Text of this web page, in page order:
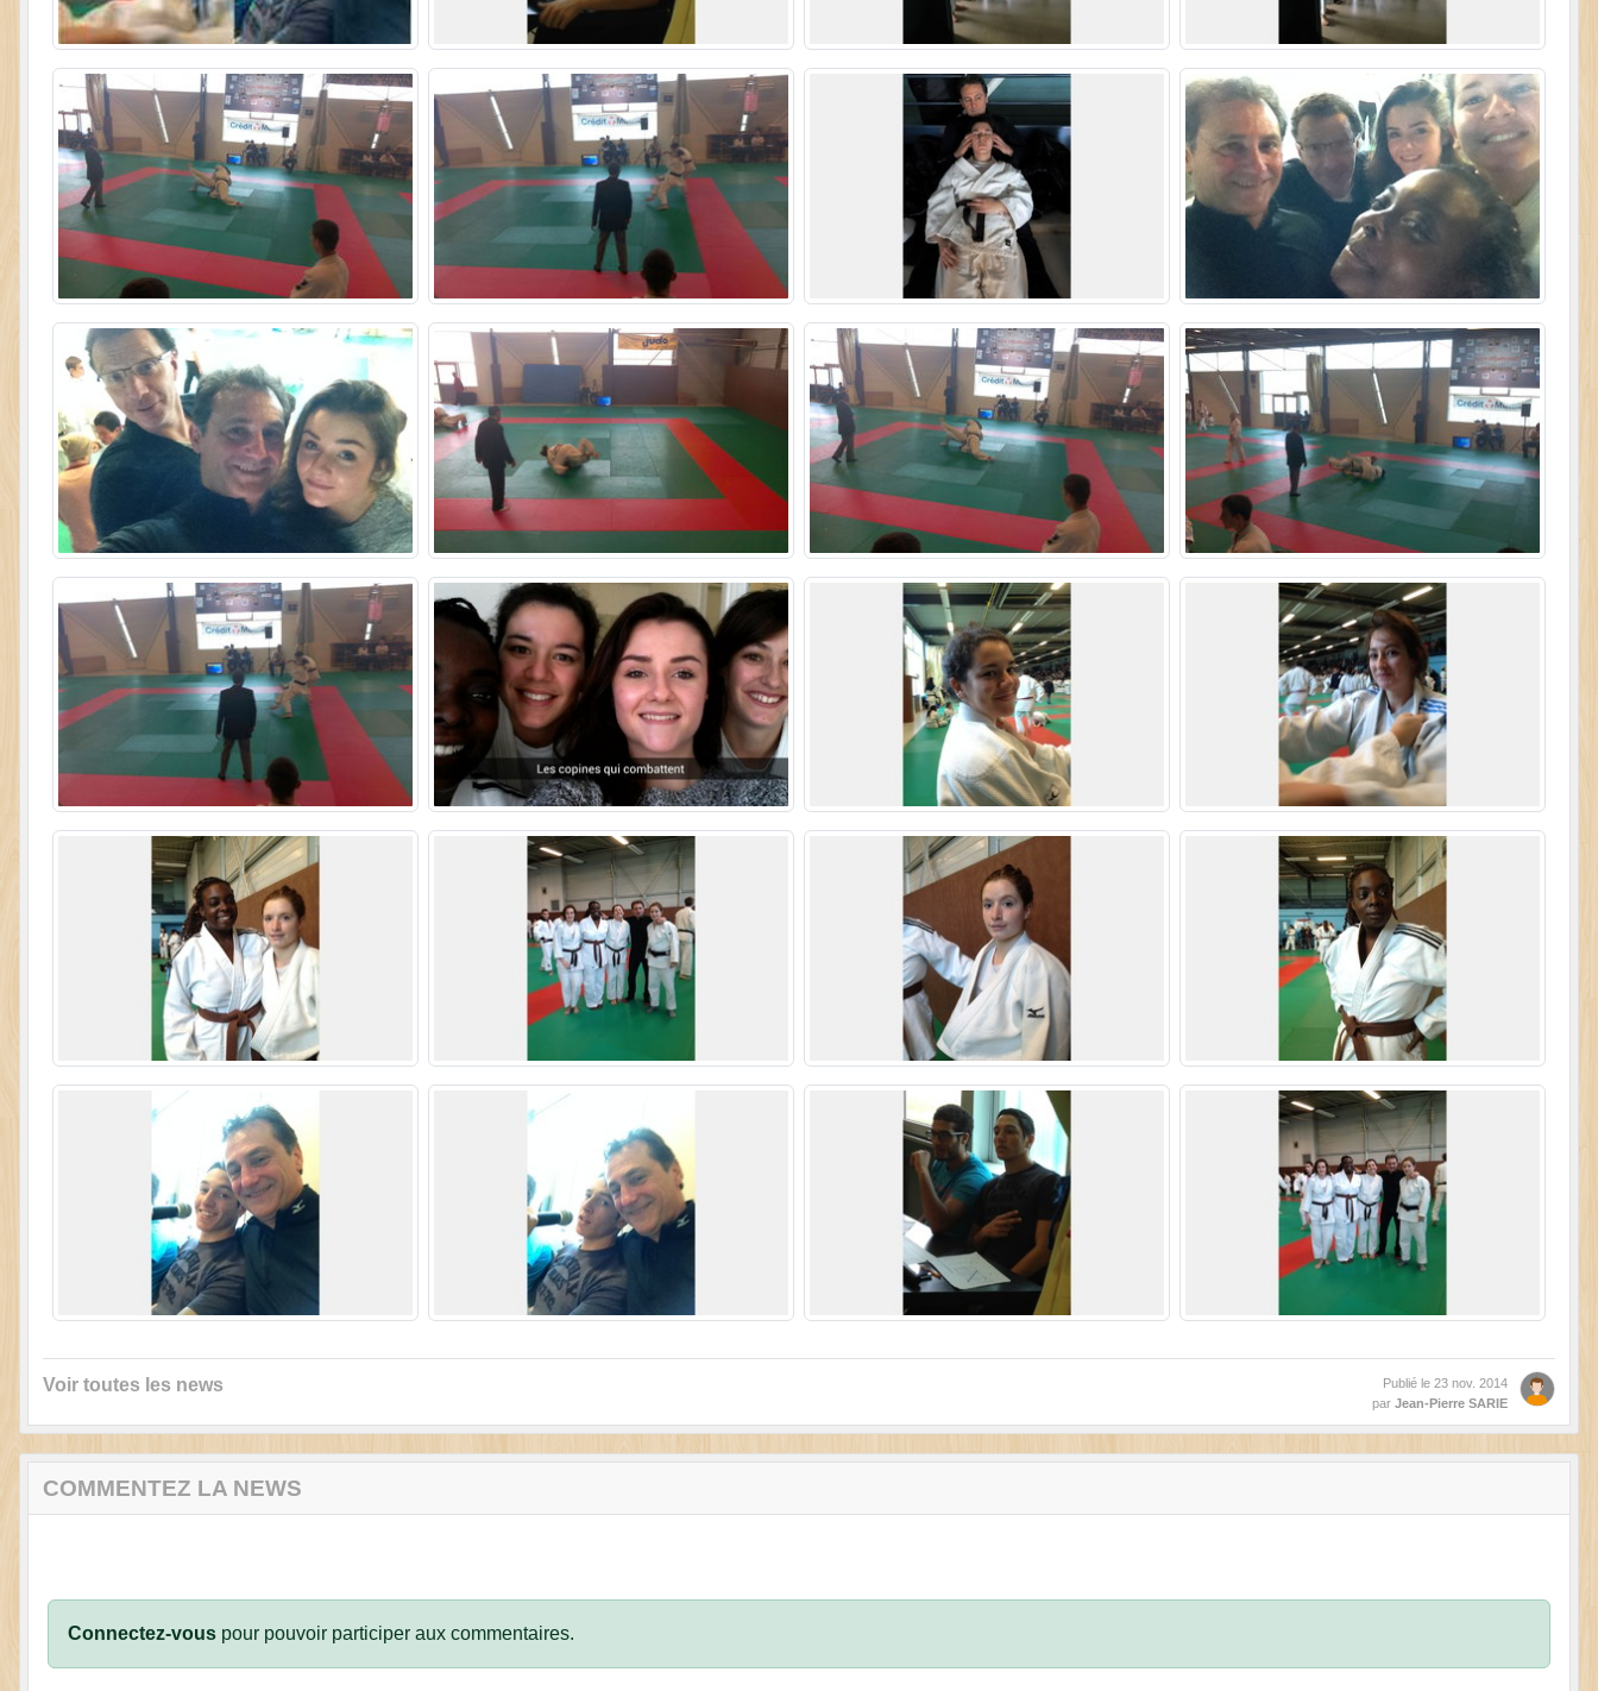
Voir toutes les news Publié le 23 nov. 2014
par Jean-Pierre SARIE
COMMENTEZ LA NEWS
Connectez-vous pour pouvoir participer aux commentaires.